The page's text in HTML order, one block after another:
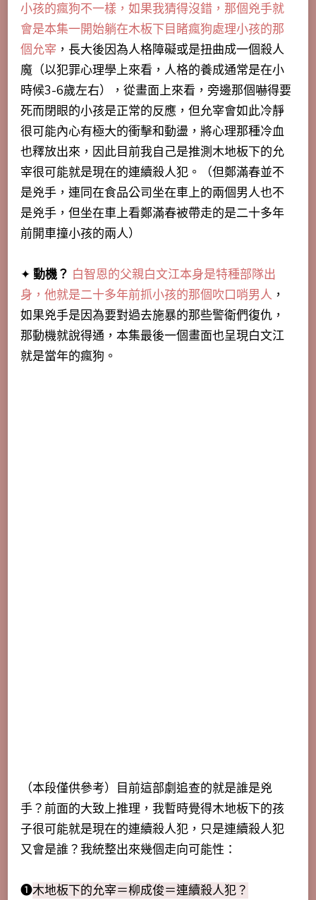
小孩的瘋狗不一樣，如果我猜得沒錯，那個兇手就
會是本集一開始躺在木板下目睹瘋狗處理小孩的那
個允宰 ，長大後因為人格障礙或是扭曲成一個殺人
魔（以犯罪心理學上來看，人格的養成通常是在小
時候3-6歲左右），從畫面上來看，旁邊那個嚇得要
死而閉眼的小孩是正常的反應，但允宰會如此冷靜
很可能內心有極大的衝擊和動盪，將心理那種冷血
也釋放出來，因此目前我自己是推測木地板下的允
宰很可能就是現在的連續殺人犯。（但鄭滿春並不
是兇手，連同在食品公司坐在車上的兩個男人也不
是兇手，但坐在車上看鄭滿春被帶走的是二十多年
前開車撞小孩的兩人）
✦ 動機？ 白智恩的父親白文江本身是特種部隊出
身，他就是二十多年前抓小孩的那個吹口哨男人 ，
如果兇手是因為要對過去施暴的那些警衛們復仇，
那動機就說得通，本集最後一個畫面也呈現白文江
就是當年的瘋狗。
（本段僅供參考）目前這部劇追查的就是誰是兇
手？前面的大致上推理，我暫時覺得木地板下的孩
子很可能就是現在的連續殺人犯，只是連續殺人犯
又會是誰？我統整出來幾個走向可能性：
➊木地板下的允宰＝柳成俊＝連續殺人犯？